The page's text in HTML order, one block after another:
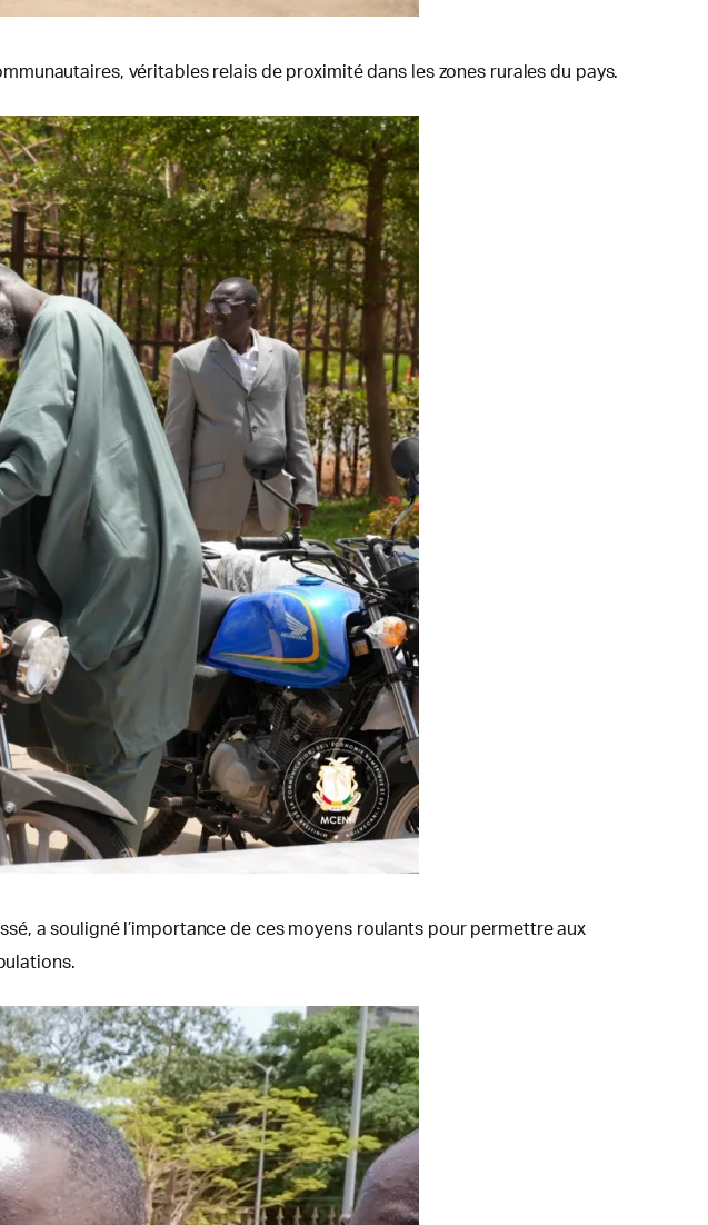
véritables relais de proximité dans les zones rurales du pays.
a souligné l’importance de ces moyens roulants pour permettre aux